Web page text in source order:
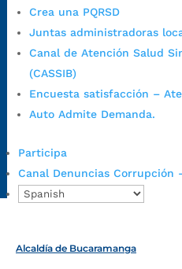
Crea una PQRSD
Juntas administradoras
Canal de Atención Salud
(CASSIB)
Encuesta satisfacción –
Auto Admite Demanda.
Participa
Canal Denuncias Corrupción
Radique aquí su queja disciplinaria:
https://www.bucaramanga.gov.co/
1/secretarias/oficina-de-control-
Alcaldía de Bucaramanga